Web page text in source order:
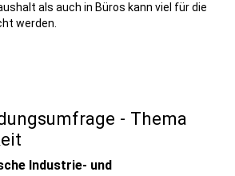
als auch in Büros kann viel für die
werden.
- Thema
Industrie- und